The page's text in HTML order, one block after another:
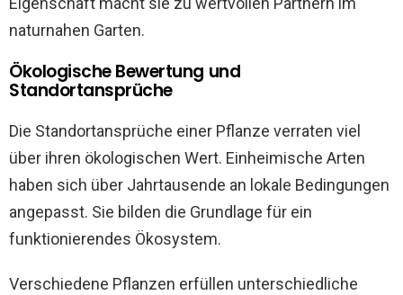
naturnahen Garten.
Ökologische Bewertung und
Standortansprüche
Die Standortansprüche einer Pflanze verraten viel
über ihren ökologischen Wert. Einheimische Arten
haben sich über Jahrtausende an lokale Bedingungen
angepasst. Sie bilden die Grundlage für ein
funktionierendes Ökosystem.
Verschiedene Pflanzen erfüllen unterschiedliche